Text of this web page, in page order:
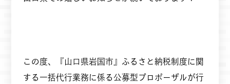
この度、『山口県岩国市』ふるさと納税制度に関
する一括代行業務に係る公募型プロポーザルが行